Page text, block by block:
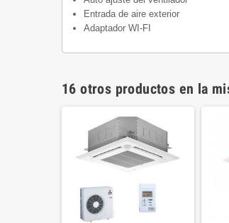
Entrada de aire exterior
Adaptador WI-FI
16 otros productos en la